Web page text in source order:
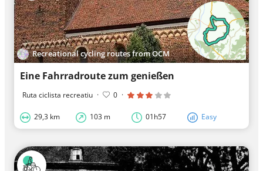
Recreational cycling routes from OCM
Eine Fahrradroute zum genießen
Ruta ciclista recreatiu · 0 ·
29,3 km 103 m 01h57 Easy